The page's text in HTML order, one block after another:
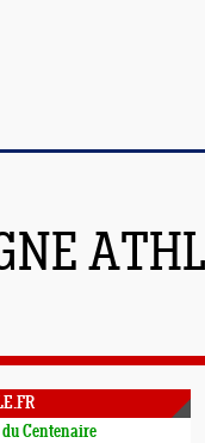
Centenaire